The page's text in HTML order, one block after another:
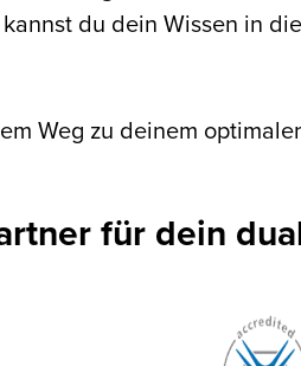
du dein Wissen in
Weg zu deinem
für dein